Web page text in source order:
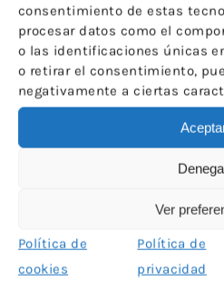
consentimiento de estas
procesar datos como el
o las identificaciones únicas
o retirar el consentimiento,
negativamente a ciertas
Ver
Política de
cookies
Política de
privacidad